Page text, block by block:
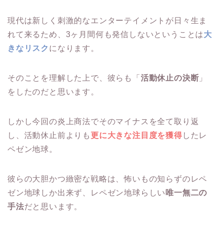
現代は新しく刺激的なエンターテイメントが日々生ま
れて来るため、3ヶ月間何も発信しないということは大
きなリスク になります。
そのことを理解した上で、彼らも「 活動休止の決断 」
をしたのだと思います。
しかし今回の炎上商法でそのマイナスを全て取り返
し、活動休止前よりも更に大きな注目度を獲得 したレ
ペゼン地球。
彼らの大胆かつ緻密な戦略は、怖いもの知らずのレペ
ゼン地球しか出来ず、レペゼン地球らしい 唯一無二の
手法だと思います。